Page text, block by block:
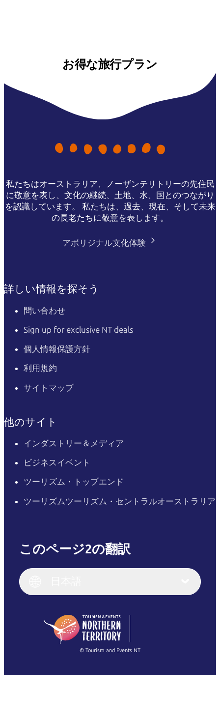
お得な旅行プラン
私たちはオーストラリア、ノーザンテリトリーの先住民
に敬意を表し、文化の継続、土地、水、国とのつながり
を認識しています。 私たちは、過去、現在、そして未来
の長老たちに敬意を表します。
アボリジナル文化体験
詳しい情報を探そう
問い合わせ
Sign up for exclusive NT deals
個人情報保護方針
利用規約
サイトマップ
他のサイト
インダストリー＆メディア
ビジネスイベント
ツーリズム・トップエンド
ツーリズムツーリズム・セントラルオーストラリア
このページ2の翻訳
English (US)
English
(Singapore)
Français
繁體中文
© Tourism and Events NT